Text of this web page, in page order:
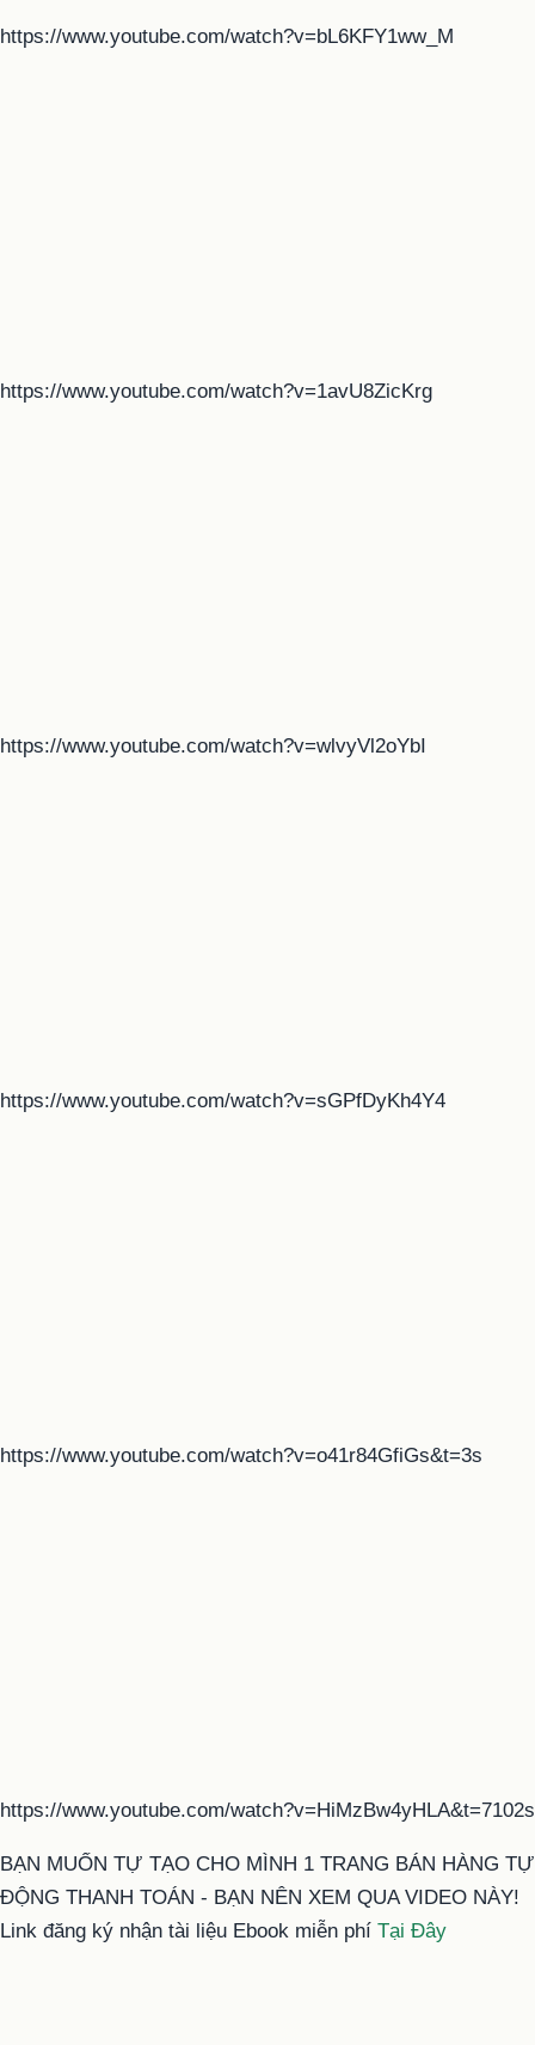
https://www.youtube.com/watch?v=bL6KFY1ww_M
https://www.youtube.com/watch?v=1avU8ZicKrg
https://www.youtube.com/watch?v=wlvyVl2oYbI
https://www.youtube.com/watch?v=sGPfDyKh4Y4
https://www.youtube.com/watch?v=o41r84GfiGs&t=3s
https://www.youtube.com/watch?v=HiMzBw4yHLA&t=7102s
BẠN MUỐN TỰ TẠO CHO MÌNH 1 TRANG BÁN HÀNG TỰ
ĐỘNG THANH TOÁN - BẠN NÊN XEM QUA VIDEO NÀY!
Link đăng ký nhận tài liệu Ebook miễn phí Tại Đây